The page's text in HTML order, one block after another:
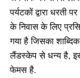
पर्यटकों द्वारा धरती
के निवास के लिए
गया है जिसका
लैंडस्केप से धन्य है,
फेमस है.